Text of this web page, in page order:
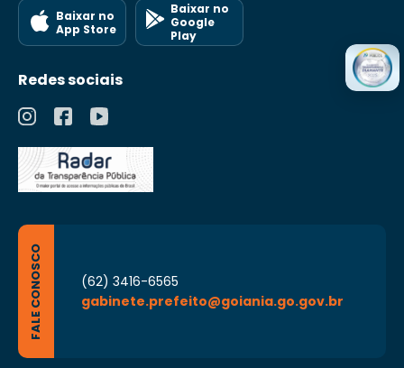
Baixar no
App Store
Baixar no
Google
Play
Redes sociais
FALE CONOSCO
(62) 3416-6565
gabinete.prefeito@goiania.go.gov.br